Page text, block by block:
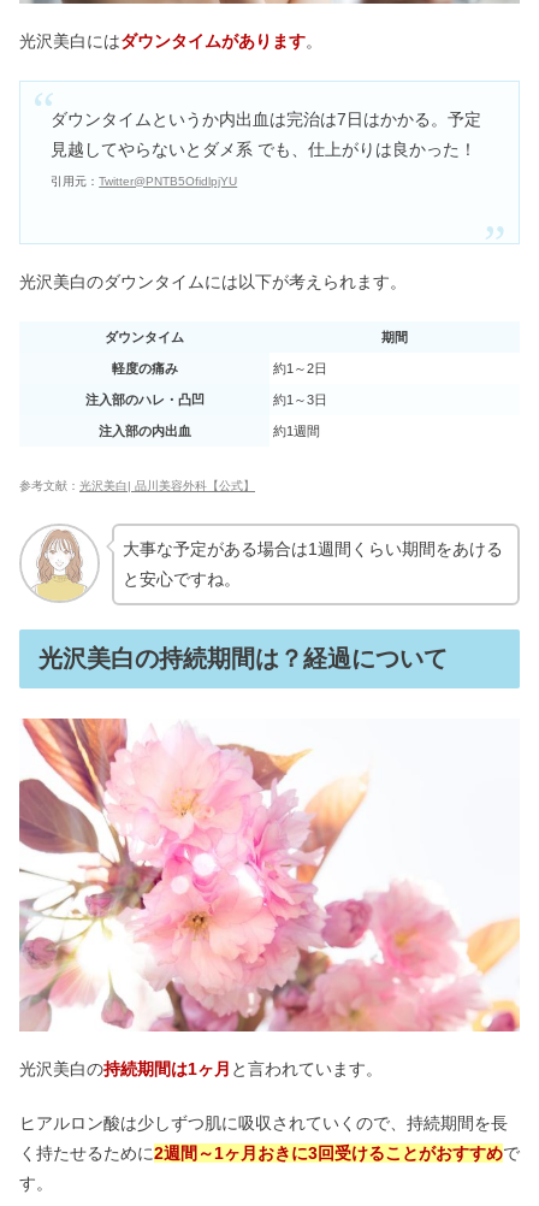
光沢美白にはダウンタイムがあります。
ダウンタイムというか内出血は完治は7日はかかる。予定
見越してやらないとダメ系 でも、仕上がりは良かった！
引用元：Twitter@PNTB5OfidlpjYU
光沢美白のダウンタイムには以下が考えられます。
ダウンタイム 期間
軽度の痛み 約1～2日
注入部のハレ・凸凹 約1～3日
注入部の内出血 約1週間
参考文献： 光沢美白| 品川美容外科【公式】
大事な予定がある場合は1週間くらい期間をあける
と安心ですね。
光沢美白の持続期間は？経過について
光沢美白の持続期間は1ヶ月 と言われています。
ヒアルロン酸は少しずつ肌に吸収されていくので、持続期間を長
く持たせるために2週間～1ヶ月おきに3回受けることがおすすめで
す。